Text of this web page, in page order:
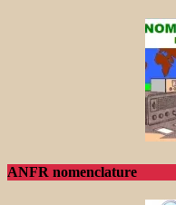
ANFR nomenclature